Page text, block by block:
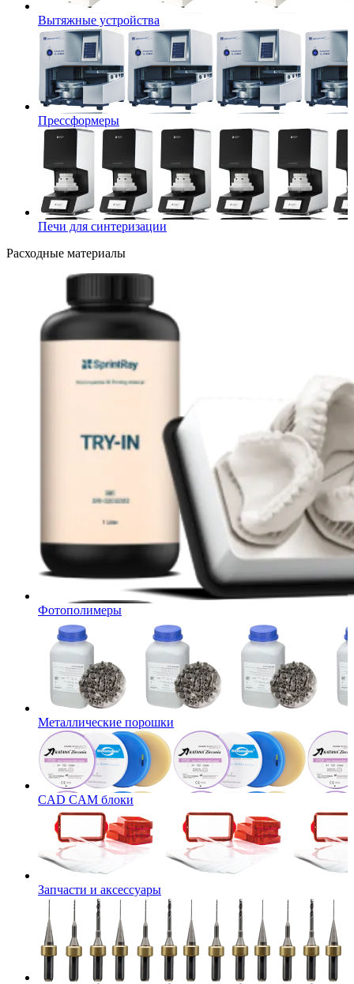
Вытяжные устройства
Прессформеры
Печи для синтеризации
Расходные материалы
Фотополимеры
Металлические порошки
CAD CAM блоки
Запчасти и аксессуары